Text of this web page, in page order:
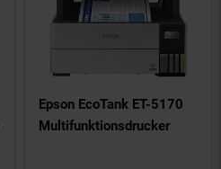
Epson EcoTank ET-5170
Multifunktionsdrucker